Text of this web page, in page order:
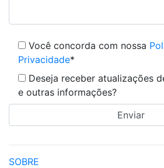
Você concorda com nossa
Privacidade*
Deseja receber atualizações
e outras informações?
SOBRE